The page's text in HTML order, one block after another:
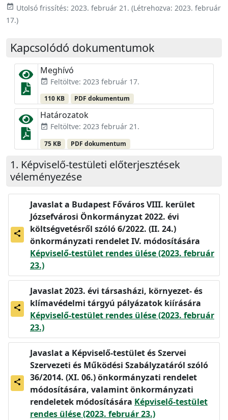
event_available Utolsó frissítés: 2023. február 21. (Létrehozva: 2023. február
17.)
Kapcsolódó dokumentumok
Meghívó
event_available Feltöltve: 2023 február 17.
110 KB PDF dokumentum
Határozatok
event_available Feltöltve: 2023 február 21.
75 KB PDF dokumentum
Képviselő-testületi előterjesztések
véleményezése
share
Javaslat a Budapest Főváros VIII. kerület
Józsefvárosi Önkormányzat 2022. évi
költségvetésről szóló 6/2022. (II. 24.)
önkormányzati rendelet IV. módosítására
Képviselő-testület rendes ülése (2023. február
23.)
share
Javaslat 2023. évi társasházi, környezet- és
klímavédelmi tárgyú pályázatok kiírására
Képviselő-testület rendes ülése (2023. február
23.)
share
Javaslat a Képviselő-testület és Szervei
Szervezeti és Működési Szabályzatáról szóló
36/2014. (XI. 06.) önkormányzati rendelet
módosítására, valamint önkormányzati
rendeletek módosítására Képviselő-testület
rendes ülése (2023. február 23.)